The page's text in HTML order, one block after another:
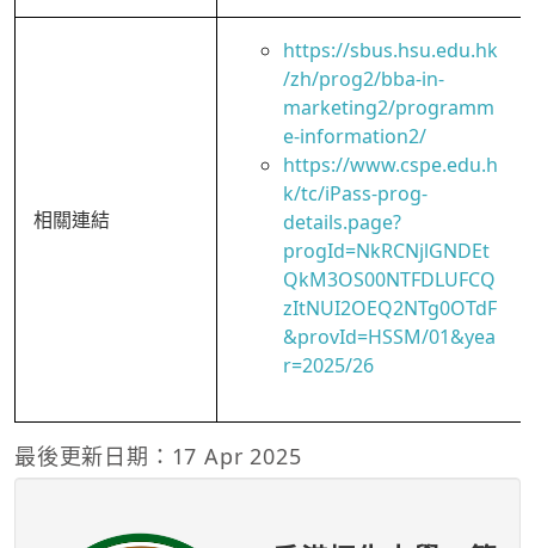
相關連結
https://sbus.hsu.edu.hk
/zh/prog2/bba-in-
marketing2/programm
e-information2/
https://www.cspe.edu.h
k/tc/iPass-prog-
details.page?
progId=NkRCNjlGNDEt
QkM3OS00NTFDLUFCQ
zItNUI2OEQ2NTg0OTdF
&provId=HSSM/01&yea
r=2025/26
最後更新日期：17 Apr 2025